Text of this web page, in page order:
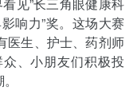
见”长三角眼健康科
响力”奖。这场大赛
医生、护士、药剂师
、小朋友们积极投